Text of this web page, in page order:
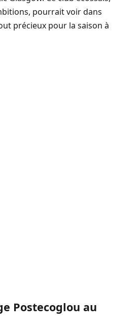
pourrait voir dans
précieux pour la saison à
Postecoglou au